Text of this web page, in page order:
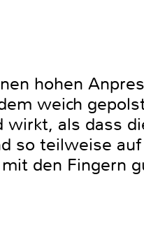
hohen
weich
als dass
so teilweise
den Fingern